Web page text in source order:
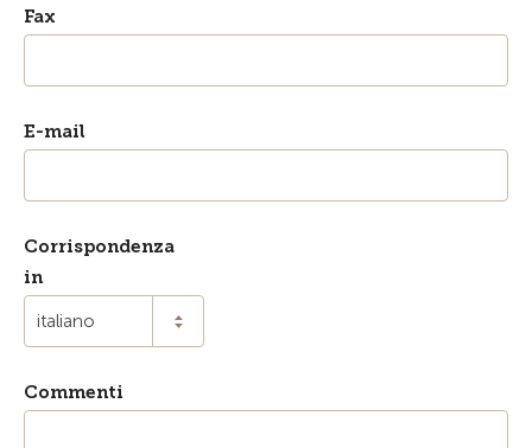
Fax
E-mail
Corrispondenza
in
italiano
Commenti